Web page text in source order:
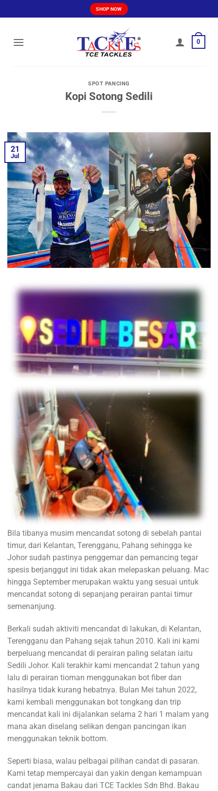
to
SHOP NOW
0
SPOT PANCING
Kopi Sotong Sedili
21
Jul
Bila tibanya musim mencandat sotong di sebelah pantai
timur, dari Kelantan, Terengganu, Pahang sehingga ke
Johor sudah pastinya penggemar dan pemancing tegar
spesis berjanggut ini tidak akan melepaskan peluang. Mac
hingga September merupakan waktu yang sesuai untuk
mencandat sotong di sepanjang perairan pantai timur
semenanjung.
Berkali sudah aktiviti mencandat di lakukan, di Kelantan,
Terengganu dan Pahang sejak tahun 2010. Kali ini kami
berpeluang mencandat di perairan paling selatan iaitu
Sedili Johor. Kali terakhir kami mencandat 2 tahun yang
lalu di perairan tioman menggunakan bot fiber dan
hasilnya tidak kurang hebatnya. Bulan Mei tahun 2022,
kami kembali menggunakan bot tongkang dan trip
mencandat kali ini dijalankan selama 2 hari 1 malam yang
mana akan diselang selikan dengan pancingan ikan
menggunakan teknik bottom.
Seperti biasa, walau pelbagai pilihan candat di pasaran.
Kami tetap mempercayai dan yakin dengan kemampuan
candat jenama Bakau dari TCE Tackles Sdn Bhd. Bakau